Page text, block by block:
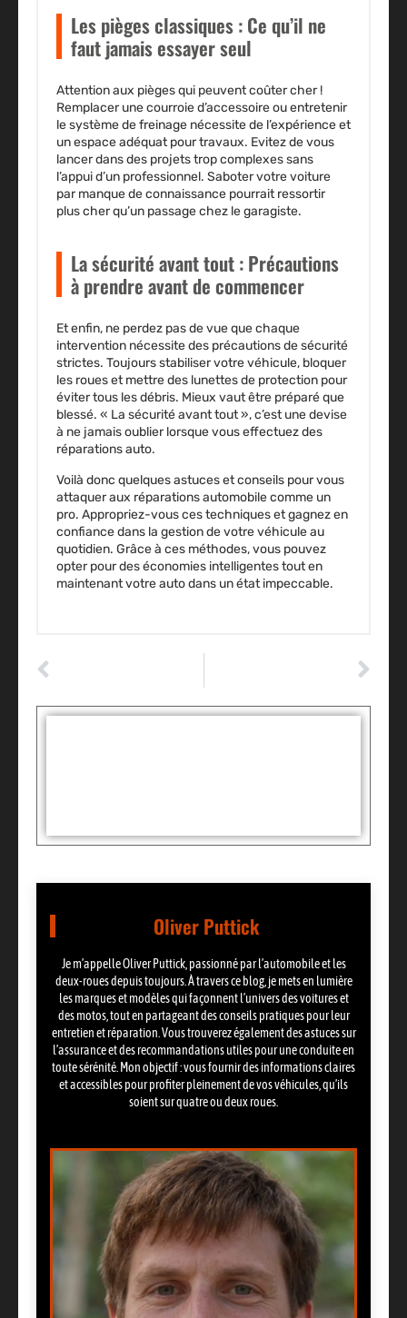
Les pièges classiques : Ce qu’il ne
faut jamais essayer seul
Attention aux pièges qui peuvent coûter cher !
Remplacer une courroie d’accessoire ou entretenir
le système de freinage nécessite de l’expérience et
un espace adéquat pour travaux. Evitez de vous
lancer dans des projets trop complexes sans
l’appui d’un professionnel. Saboter votre voiture
par manque de connaissance pourrait ressortir
plus cher qu’un passage chez le garagiste.
La sécurité avant tout : Précautions
à prendre avant de commencer
Et enfin, ne perdez pas de vue que chaque
intervention nécessite des précautions de sécurité
strictes. Toujours stabiliser votre véhicule, bloquer
les roues et mettre des lunettes de protection pour
éviter tous les débris. Mieux vaut être préparé que
blessé. « La sécurité avant tout », c’est une devise
à ne jamais oublier lorsque vous effectuez des
réparations auto.
Voilà donc quelques astuces et conseils pour vous
attaquer aux réparations automobilecomme un
pro. Appropriez-vous ces techniques et gagnez en
confiance dans la gestion de votrevéhiculeau
quotidien. Grâce à ces méthodes, vous pouvez
opter pour des économies intelligentes tout en
maintenant votreautodans un état impeccable.
Oliver Puttick
Je m’appelle Oliver Puttick, passionné par l’automobile et les
deux-roues depuis toujours. À travers ce blog, je mets en lumière
les marques et modèles qui façonnent l’univers des voitures et
des motos, tout en partageant des conseils pratiques pour leur
entretien et réparation. Vous trouverez également des astuces sur
l’assurance et des recommandations utiles pour une conduite en
toute sérénité. Mon objectif : vous fournir des informations claires
et accessibles pour profiter pleinement de vos véhicules, qu’ils
soient sur quatre ou deux roues.